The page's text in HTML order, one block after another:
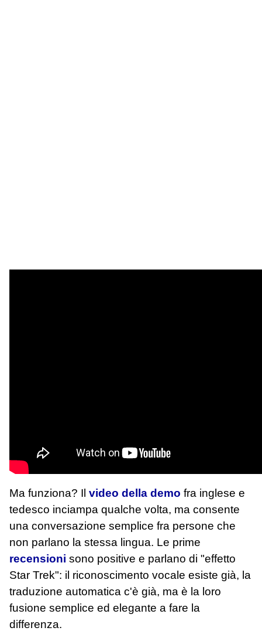
Ma funziona? Il video della demo fra inglese e
tedesco inciampa qualche volta, ma consente
una conversazione semplice fra persone che
non parlano la stessa lingua. Le prime
recensioni sono positive e parlano di "effetto
Star Trek": il riconoscimento vocale esiste già, la
traduzione automatica c'è già, ma è la loro
fusione semplice ed elegante a fare la
differenza.